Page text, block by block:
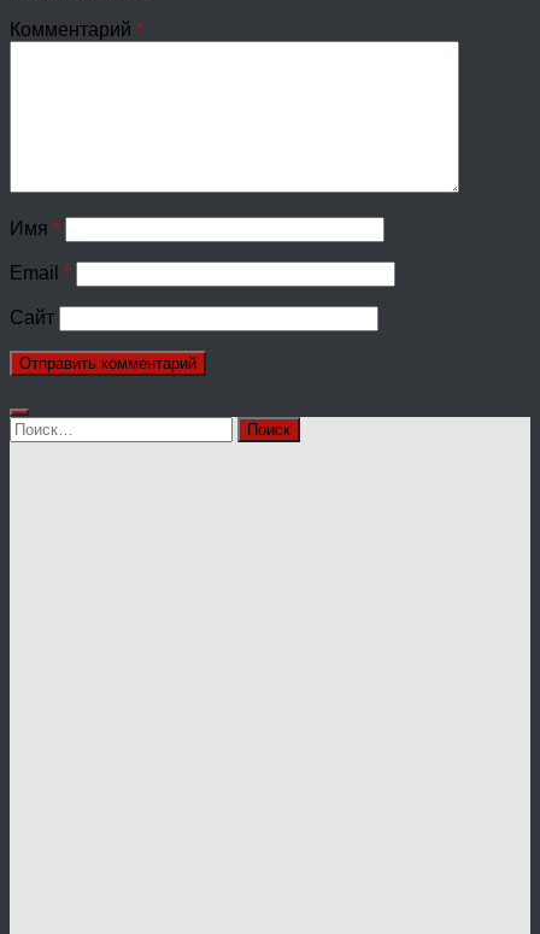
Комментарий *
Имя *
Email *
Сайт
Найти: